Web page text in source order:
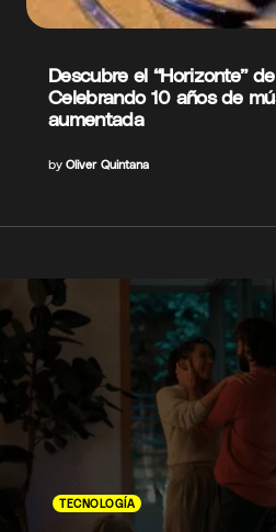
Descubre el “Horizonte”
Celebrando 10 años de
aumentada
by Oliver Quintana
TECNOLOGÍA